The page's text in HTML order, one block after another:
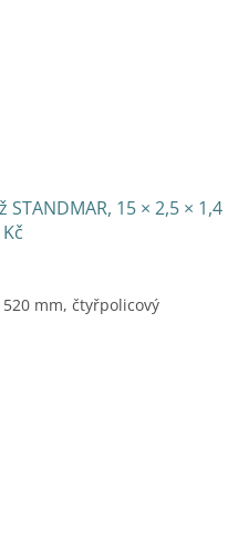
15 × 2,5 × 1,4
mm, čtyřpolicový